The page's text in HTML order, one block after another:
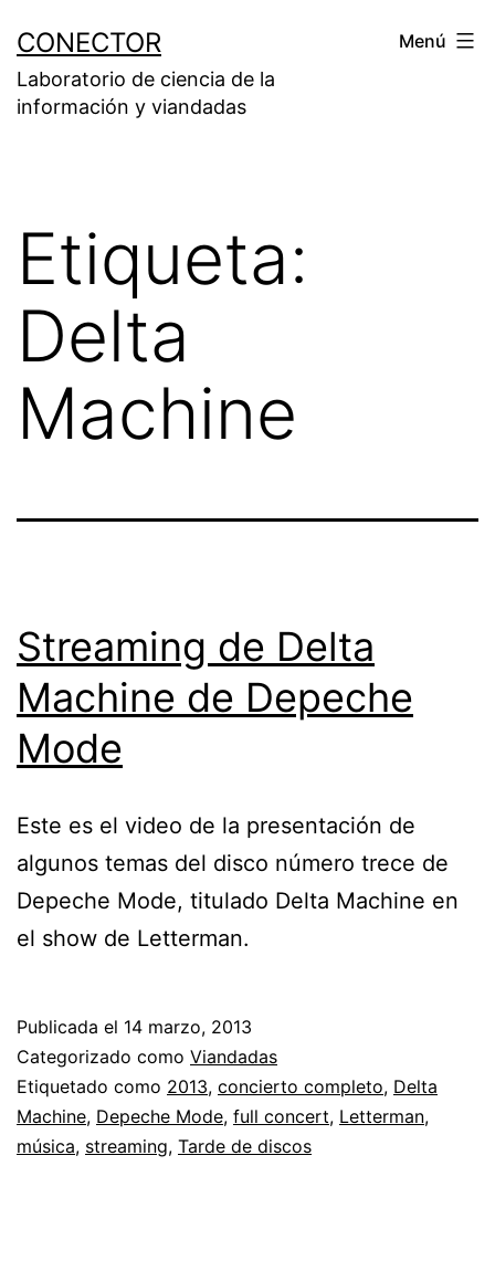
contenido
CONECTOR
Laboratorio de ciencia de la
información y viandadas
Menú
Etiqueta:
Delta
Machine
Streaming de Delta
Machine de Depeche
Mode
Este es el video de la presentación de
algunos temas del disco número trece de
Depeche Mode, titulado Delta Machine en
el show de Letterman.
Publicada el 14 marzo, 2013
Categorizado como Viandadas
Etiquetado como 2013, concierto completo, Delta
Machine, Depeche Mode, full concert, Letterman,
música, streaming, Tarde de discos